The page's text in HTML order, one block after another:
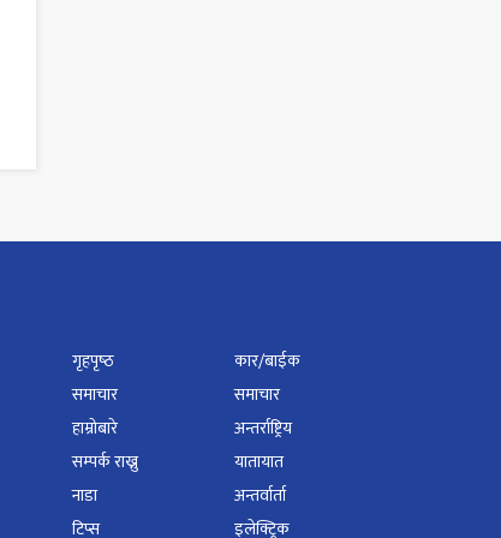
गृहपृष्‍ठ
समाचार
हाम्रोबारे
सम्पर्क राख्नु
नाडा
टिप्स
कार/बाईक
समाचार
अन्तर्राष्ट्रिय
यातायात
अन्तर्वार्ता
इलेक्ट्रिक